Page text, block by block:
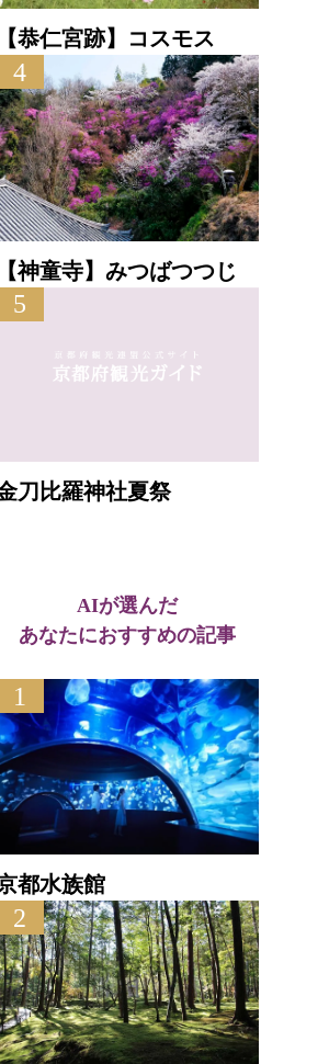
【恭仁宮跡】コスモス
4
【神童寺】みつばつつじ
5
刀比羅神社夏祭
AIが選んだ
あなたにおすすめの記事
1
都水族館
2